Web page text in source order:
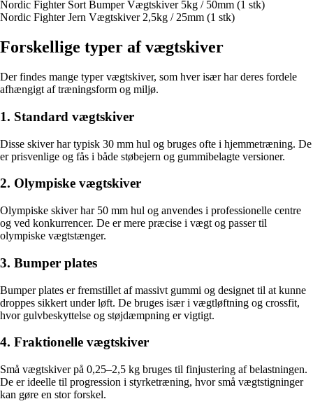
Nordic Fighter Sort Bumper Vægtskiver 5kg / 50mm (1 stk)
Nordic Fighter Jern Vægtskiver 2,5kg / 25mm (1 stk)
Forskellige typer af vægtskiver
Der findes mange typer vægtskiver, som hver især har deres fordele
afhængigt af træningsform og miljø.
1. Standard vægtskiver
Disse skiver har typisk 30 mm hul og bruges ofte i hjemmetræning. De
er prisvenlige og fås i både støbejern og gummibelagte versioner.
2. Olympiske vægtskiver
Olympiske skiver har 50 mm hul og anvendes i professionelle centre
og ved konkurrencer. De er mere præcise i vægt og passer til
olympiske vægtstænger.
3. Bumper plates
Bumper plates er fremstillet af massivt gummi og designet til at kunne
droppes sikkert under løft. De bruges især i vægtløftning og crossfit,
hvor gulvbeskyttelse og støjdæmpning er vigtigt.
4. Fraktionelle vægtskiver
Små vægtskiver på 0,25–2,5 kg bruges til finjustering af belastningen.
De er ideelle til progression i styrketræning, hvor små vægtstigninger
kan gøre en stor forskel.